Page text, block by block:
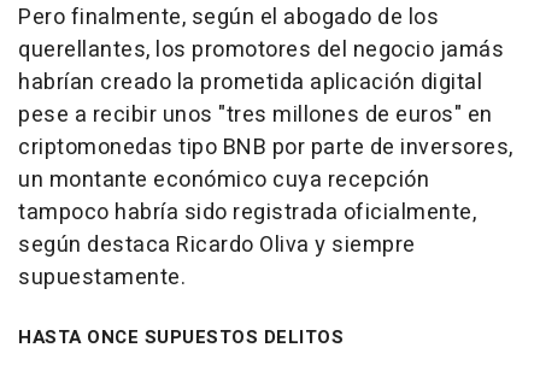
Pero finalmente, según el abogado de los
querellantes, los promotores del negocio jamás
habrían creado la prometida aplicación digital
pese a recibir unos "tres millones de euros" en
criptomonedas tipo BNB por parte de inversores,
un montante económico cuya recepción
tampoco habría sido registrada oficialmente,
según destaca Ricardo Oliva y siempre
supuestamente.
HASTA ONCE SUPUESTOS DELITOS